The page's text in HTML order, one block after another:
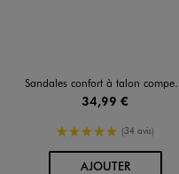
Sandales confort à talon compensé et scratch femme - G'flex
34,99 €
5/5 de moyenne
(34 avis)
AJOUTERAU